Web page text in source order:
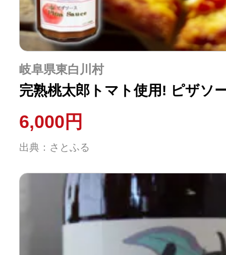
岐阜県東白川村
完熟桃太郎トマト使用! ピザソ
6,000円
出典：さとふる